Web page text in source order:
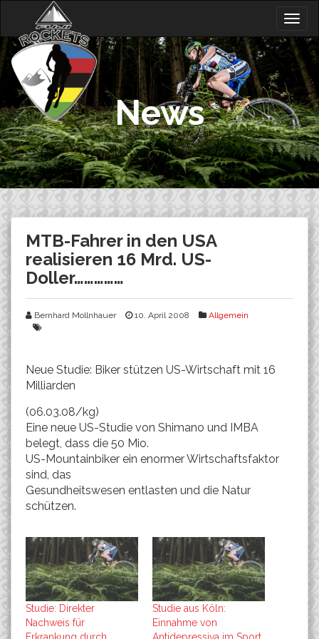
content
News
MTB-Fahrer in den USA
realisieren 16 Mrd. US-
Doller……………
Bernhard Mollnhauer 10. April 2008 Allgemein
Neue Studie: Biker stützen US-Wirtschaft mit 16
Milliarden
(06.03.08/kg)
Eine neue US-Studie von Shimano und IMBA
belegt, dass die 50 Mio.
US-Mountainbiker ein enormer Wirtschaftsfaktor
sind, das
Gesundheitswesen entlasten und die Natur
schützen.
Studie: Direkter
Nachweis für
Studie aus Köln:
Einnahme von